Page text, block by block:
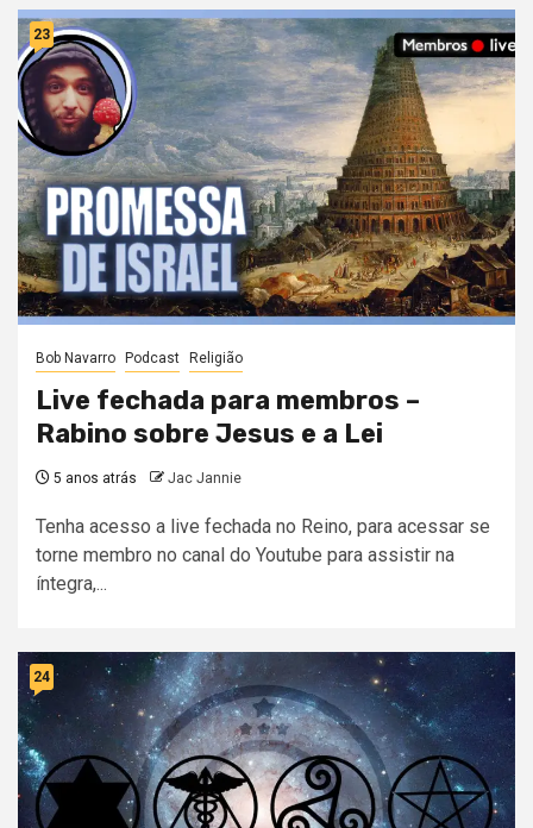
23
Bob Navarro Podcast Religião
Live fechada para membros –
Rabino sobre Jesus e a Lei
5 anos atrás Jac Jannie
Tenha acesso a live fechada no Reino, para acessar se
torne membro no canal do Youtube para assistir na
íntegra,...
24